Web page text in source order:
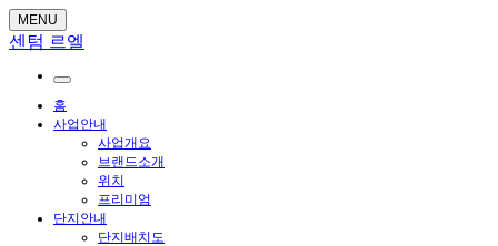
MENU
센텀 르엘
홈
사업안내
사업개요
브랜드소개
위치
프리미엄
단지안내
단지배치도